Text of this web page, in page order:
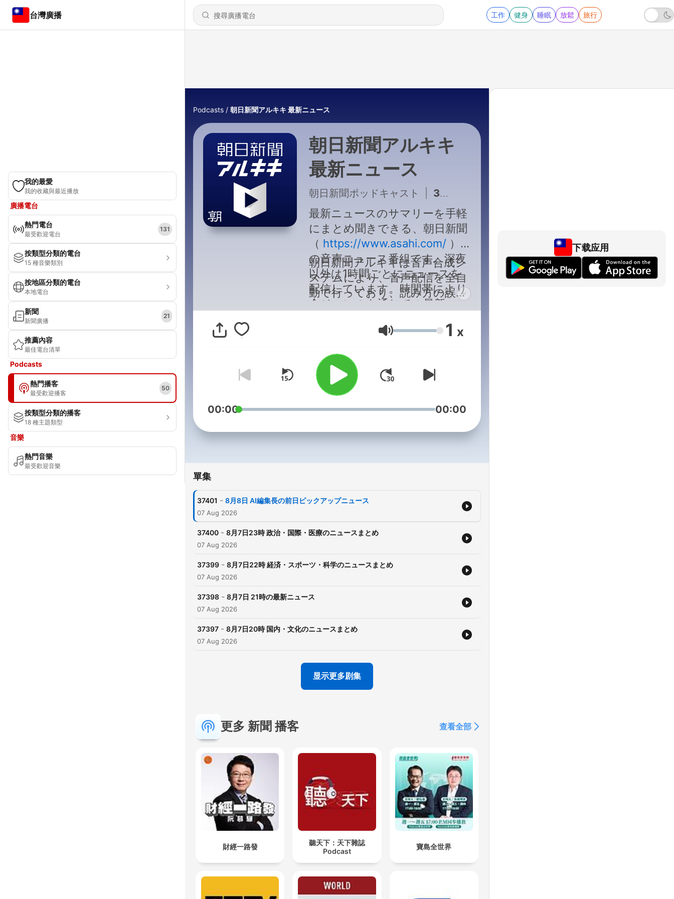
台灣廣播 工作 健身 睡眠 放鬆 旅行
我的最愛
我的收藏與最近播放
廣播電台
熱門電台
最受歡迎電台
131
按類型分類的電台
15 種音樂類別
按地區分類的電台
本地電台
新聞
新聞廣播
21
推薦內容
最佳電台清單
Podcasts
熱門播客
最受歡迎播客
50
按類型分類的播客
18 種主題類型
音樂
熱門音樂
最受歡迎音樂
Podcasts 朝日新聞アルキキ 最新ニュース
朝日新聞アルキキ
最新ニュース
朝日新聞ポッドキャスト 37401 - 8月8日 AI編集長の前日ピックアップニュース
最新ニュースのサマリーを手軽
にまとめ聞きできる、朝日新聞
（ https://www.asahi.com/）
の音声ニュース番組です。深夜
以外は1時間ごとにニュースを
配信しています。時間帯により
全ジャンルを通じての最新ニュ
ジャンル別の最新ニュースなど
間や運動の最中、または料理を
しながら。忙しい毎日の中で
も、耳から手軽に世の中の動き
をチェックしませんか。
朝日新聞アルキキは音声合成シ
ステムにより、音声配信を全自
動で行っており、読み方の誤り
や不自然な発音などが残ってい
る可能性があります。聞いてい
ておかしいと感じた点は、 こ
ちらのフォームからご指摘くだ
さい（
https://forms.gle/wjLb2qVRnmSAJBiG7
）。一層のサービス向上に努め
ます。
音量 1 x
00:00 00:00
單集
37401 - 8月8日 AI編集長の前日ピックアップニュース
07 Aug 2026
37400 - 8月7日23時 政治・国際・医療のニュースまとめ
07 Aug 2026
37399 - 8月7日22時 経済・スポーツ・科学のニュースまとめ
07 Aug 2026
37398 - 8月7日 21時の最新ニュース
07 Aug 2026
37397 - 8月7日20時 国内・文化のニュースまとめ
07 Aug 2026
显示更多剧集
更多 新聞 播客 查看全部
財經一路發
聽天下：天下雜誌
Podcast
寶島全世界
下载应用